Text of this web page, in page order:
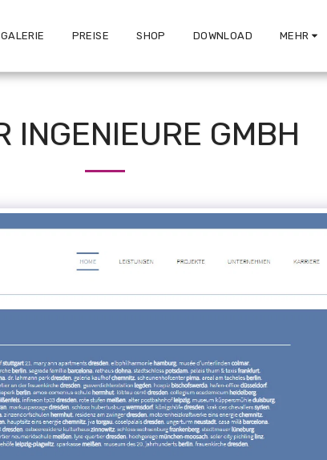
GALERIE PREISE SHOP DOWNLOAD MEHR
INGENIEURE GMBH